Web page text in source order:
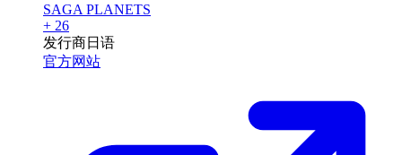
SAGA PLANETS
+ 26
发行商日语
官方网站